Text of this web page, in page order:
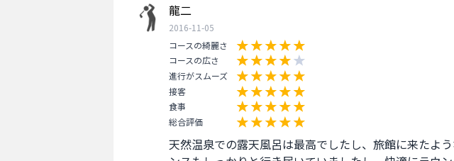
龍二
2016-11-05
コースの綺麗さ
コースの広さ
進行がスムーズ
接客
食事
総合評価
天然温泉での露天風呂は最高でしたし、旅館に来たよ